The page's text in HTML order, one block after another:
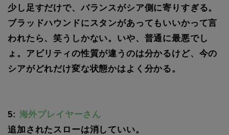
少し足すだけで、バランスがシア側に寄りすぎる。
ブラッドハウンドにスタンがあってもいいかって言
われたら、笑うしかない。いや、普通に最悪でし
ょ。アビリティの性質が違うのは分かるけど、今の
シアがどれだけ変な状態かはよく分かる。
5: 海外プレイヤーさん
追加されたスローは消していい。